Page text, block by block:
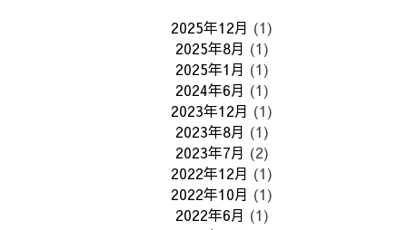
2025年12月 (1)
2025年8月 (1)
2025年1月 (1)
2024年6月 (1)
2023年12月 (1)
2023年8月 (1)
2023年7月 (2)
2022年12月 (1)
2022年10月 (1)
2022年6月 (1)